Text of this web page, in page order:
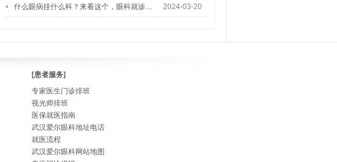
什么眼病挂什么科？来看这个，眼科就诊… 2024-03-20
[患者服务]
专家医生门诊排班
视光师排班
医保就医指南
武汉爱尔眼科地址电话
就医流程
武汉爱尔眼科网站地图